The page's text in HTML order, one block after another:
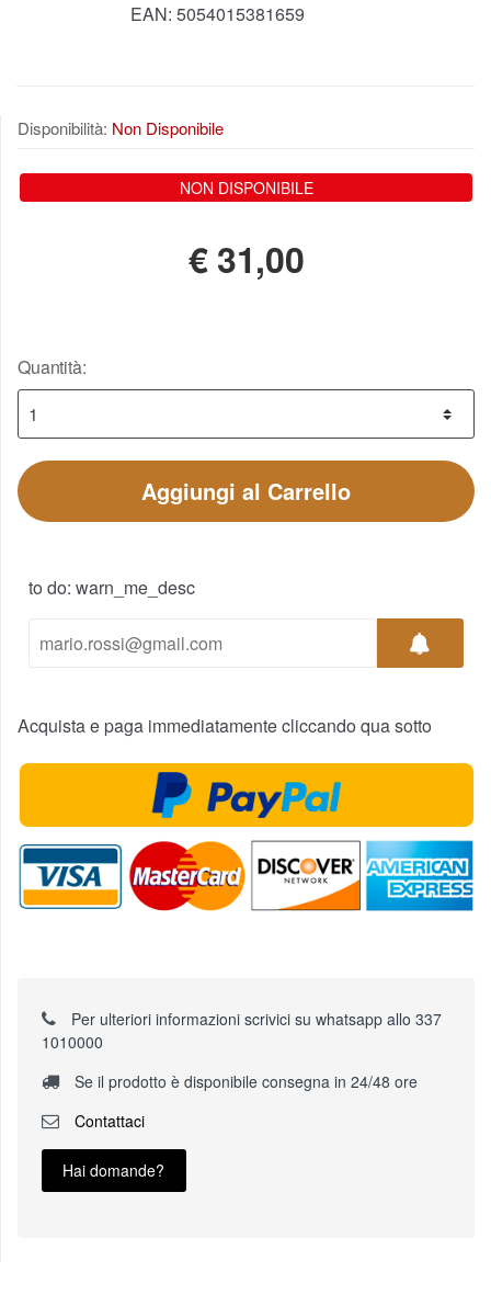
EAN: 5054015381659
Disponibilità: Non Disponibile
NON DISPONIBILE
€31,00
Quantità:
Aggiungi al Carrello
to do: warn_me_desc
Acquista e paga immediatamente cliccando qua sotto
Per ulteriori informazioni scrivici su whatsapp allo 337
1010000
Se il prodotto è disponibile consegna in 24/48 ore
Contattaci
Hai domande?